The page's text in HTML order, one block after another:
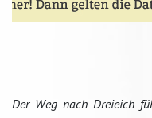
Der Weg nach Dreieich